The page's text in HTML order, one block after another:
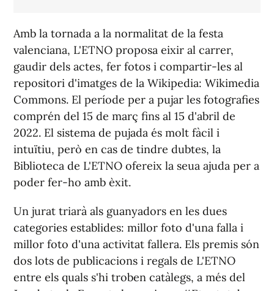
Amb la tornada a la normalitat de la festa
valenciana, L'ETNO proposa eixir al carrer,
gaudir dels actes, fer fotos i compartir-les al
repositori d'imatges de la Wikipedia: Wikimedia
Commons. El període per a pujar les fotografies
comprén del 15 de març fins al 15 d'abril de
2022. El sistema de pujada és molt fàcil i
intuïtiu, però en cas de tindre dubtes, la
Biblioteca de L'ETNO ofereix la seua ajuda per a
poder fer-ho amb èxit.
Un jurat triarà als guanyadors en les dues
categories establides: millor foto d'una falla i
millor foto d'una activitat fallera. Els premis són
dos lots de publicacions i regals de L'ETNO
entre els quals s'hi troben catàlegs, a més del